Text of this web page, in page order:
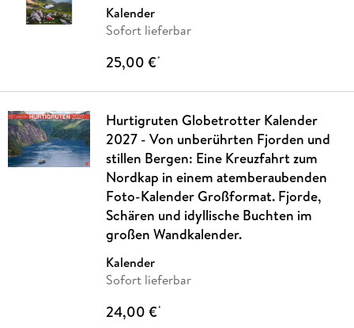
Kalender
Sofort lieferbar
25,00 €*
Hurtigruten Globetrotter Kalender
2027 - Von unberührten Fjorden und
stillen Bergen: Eine Kreuzfahrt zum
Nordkap in einem atemberaubenden
Foto-Kalender Großformat. Fjorde,
Schären und idyllische Buchten im
großen Wandkalender.
Kalender
Sofort lieferbar
24,00 €*